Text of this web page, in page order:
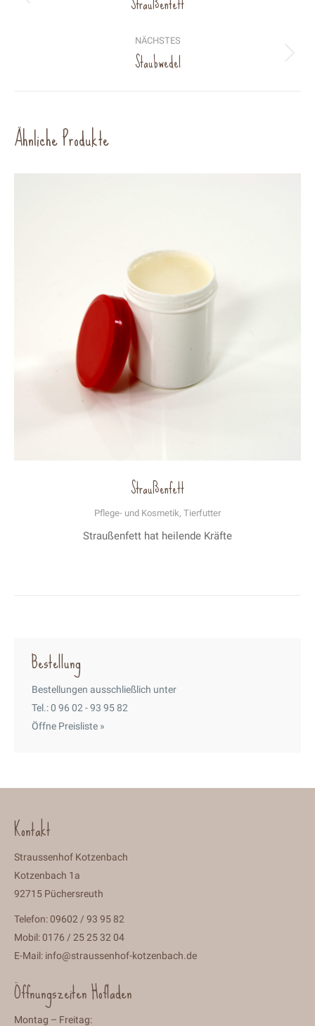
NÄCHSTES
Next
Staubwedel
Ähnliche Produkte
Straußenfett
Pflege- und Kosmetik, Tierfutter
Straußenfett hat heilende Kräfte
Bestellung
Bestellungen ausschließlich unter
Tel.: 0 96 02 - 93 95 82
Öffne Preisliste »
Kontakt
Straussenhof Kotzenbach
Kotzenbach 1a
92715 Püchersreuth
Telefon: 09602 / 93 95 82
Mobil: 0176 / 25 25 32 04
E-Mail: info@straussenhof-kotzenbach.de
Öffnungszeiten Hofladen
Montag – Freitag: